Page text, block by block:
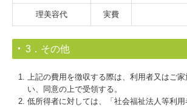
理美容代 実費
3．その他
上記の費用を徴収する際は、利用者又はご
い、同意の上で受領する。
低所得者に対しては、「社会福祉法人等利